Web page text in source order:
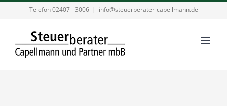
Telefon 02407 - 3006 | info@steuerberater-capellmann.de